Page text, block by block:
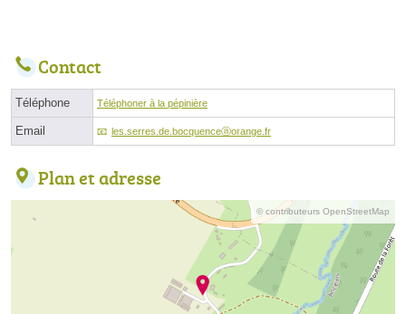
Contact
Téléphone Téléphoner à la pépinière
Email les.serres.de.bocquenceⓐorange.fr
Plan et adresse
© contributeurs OpenStreetMap